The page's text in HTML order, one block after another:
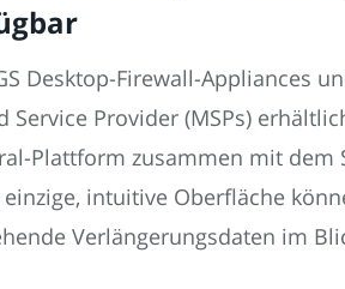
Desktop-Firewall-Appliances
Service Provider (MSPs)
Plattform zusammen mit
intuitive Oberfläche
Verlängerungsdaten im